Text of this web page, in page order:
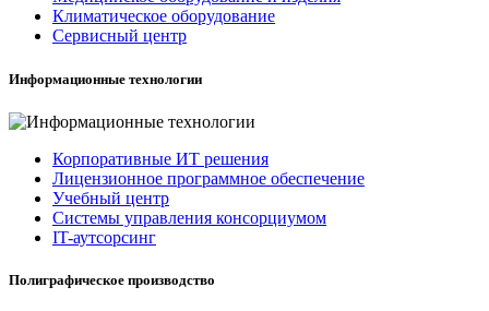
Климатическое оборудование
Сервисный центр
Информационные технологии
Корпоративные ИТ решения
Лицензионное программное обеспечение
Учебный центр
Системы управления консорциумом
IT-аутсорсинг
Полиграфическое производство